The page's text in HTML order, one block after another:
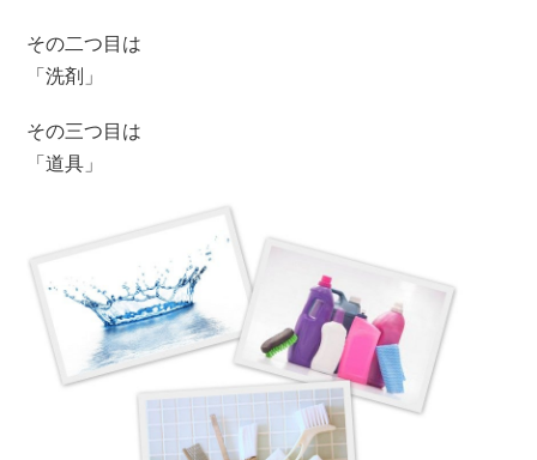
その二つ目は
「洗剤」
その三つ目は
「道具」